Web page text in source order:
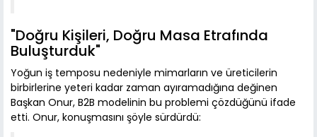
"Doğru Kişileri, Doğru Masa Etrafında
Buluşturduk"
Yoğun iş temposu nedeniyle mimarların ve üreticilerin
birbirlerine yeteri kadar zaman ayıramadığına değinen
Başkan Onur, B2B modelinin bu problemi çözdüğünü ifade
etti. Onur, konuşmasını şöyle sürdürdü: